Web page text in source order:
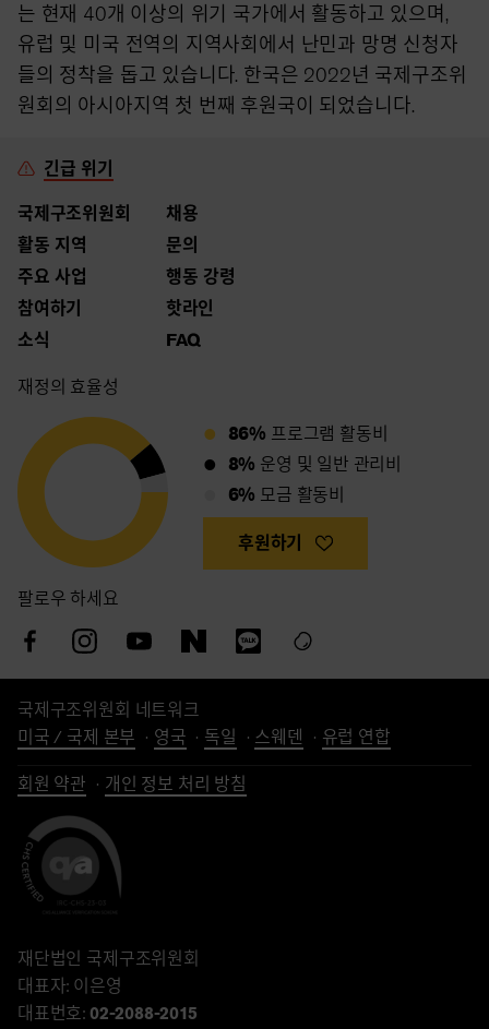
는 현재 40개 이상의 위기 국가에서 활동하고 있으며,
유럽 및 미국 전역의 지역사회에서 난민과 망명 신청자
들의 정착을 돕고 있습니다. 한국은 2022년 국제구조위
원회의 아시아지역 첫 번째 후원국이 되었습니다.
긴급 위기
국제구조위원회
활동 지역
주요 사업
참여하기
소식
채용
문의
행동 강령
핫라인
FAQ
재정의 효율성
86% 프로그램 활동비
8% 운영 및 일반 관리비
6% 모금 활동비
후원하기
팔로우 하세요
국제구조위원회 네트워크
미국 / 국제 본부
영국 독일 스웨덴 유럽 연합
회원 약관 개인 정보 처리 방침
재단법인 국제구조위원회
대표자: 이은영
대표번호: 02-2088-2015